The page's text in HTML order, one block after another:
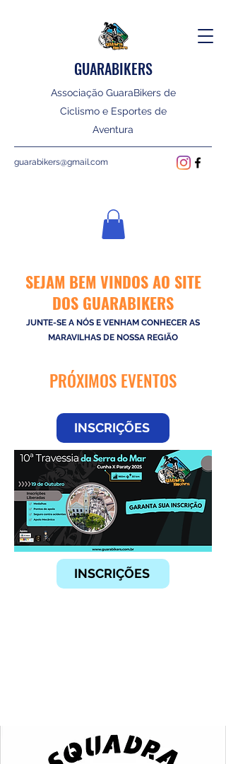
GUARABIKERS
Associação GuaraBikers de
Ciclismo e Esportes de
Aventura
guarabikers@gmail.com
SEJAM BEM VINDOS AO SITE
DOS GUARABIKERS
JUNTE-SE A NÓS E VENHAM CONHECER AS
MARAVILHAS DE NOSSA REGIÃO
PRÓXIMOS EVENTOS
INSCRIÇÕES
INSCRIÇÕES